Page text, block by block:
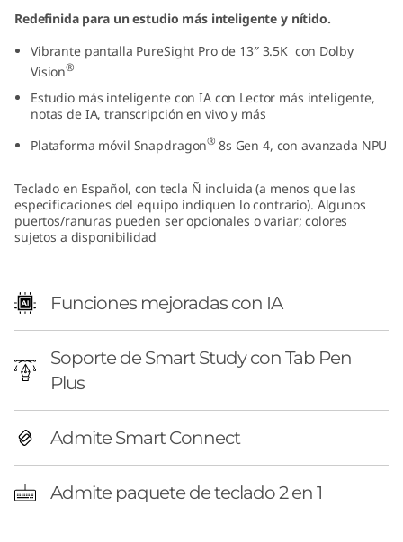
Redefinida para un estudio más inteligente y nítido.
Vibrante pantalla PureSight Pro de 13″ 3.5K con Dolby
Vision®
Estudio más inteligente con IA con Lector más inteligente,
notas de IA, transcripción en vivo y más
Plataforma móvil Snapdragon® 8s Gen 4, con avanzada NPU
Teclado en Español, con tecla Ñ incluida (a menos que las
especificaciones del equipo indiquen lo contrario). Algunos
puertos/ranuras pueden ser opcionales o variar; colores
sujetos a disponibilidad
Funciones mejoradas con IA
Soporte de Smart Study con Tab Pen
Plus
Admite Smart Connect
Admite paquete de teclado 2 en 1